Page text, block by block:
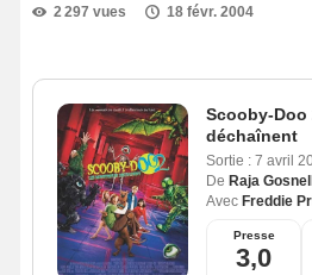
2 297 vues 18 févr. 2004
Scooby-Doo
déchaînent
Sortie : 7 avril
De Raja Gosnell
Avec Freddie
Presse
3,0